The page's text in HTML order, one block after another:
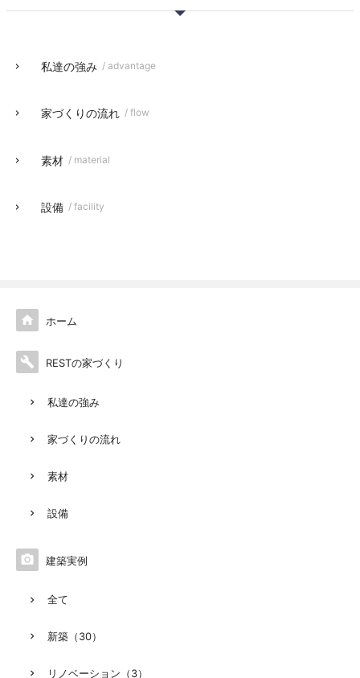
私達の強み / advantage
家づくりの流れ / flow
素材 / material
設備 / facility
 ホーム
 RESTの家づくり
私達の強み
家づくりの流れ
素材
設備
 建築実例
全て
新築（30）
リノベーション（3）